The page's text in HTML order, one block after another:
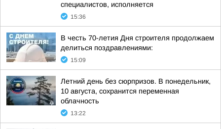
специалистов, исполняется
15:36
В честь 70-летия Дня строителя продолжаем
делиться поздравлениями:
15:09
Летний день без сюрпризов. В понедельник,
10 августа, сохранится переменная
облачность
13:22